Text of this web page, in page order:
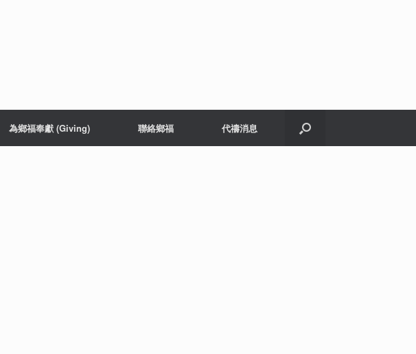
為鄉福奉獻 (Giving) 聯絡鄉福 代禱消息